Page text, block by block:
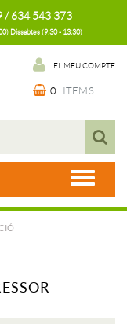
/ 634 543 373
Dissabtes (9:30 - 13:30)
EL MEU COMPTE
0 ITEMS